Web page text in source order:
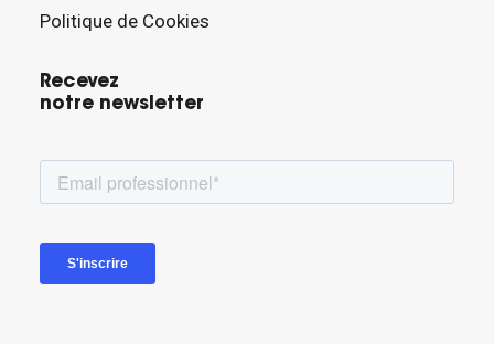
Politique de Cookies
Recevez
notre newsletter